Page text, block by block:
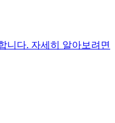
니다. 자세히 알아보려면